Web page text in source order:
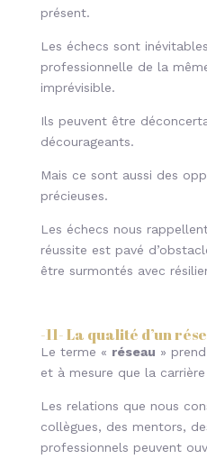
présent.
Les échecs sont
professionnelle de la
imprévisible.
Ils peuvent être
décourageants.
Mais ce sont aussi des
précieuses.
Les échecs nous
réussite est pavé
être surmontés avec
-11-La qualité d’un
Le terme « réseau »
et à mesure que la
Les relations que nous
collègues, des mentors,
professionnels peuvent